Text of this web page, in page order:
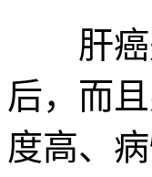
肝癌是
后，而
度高、